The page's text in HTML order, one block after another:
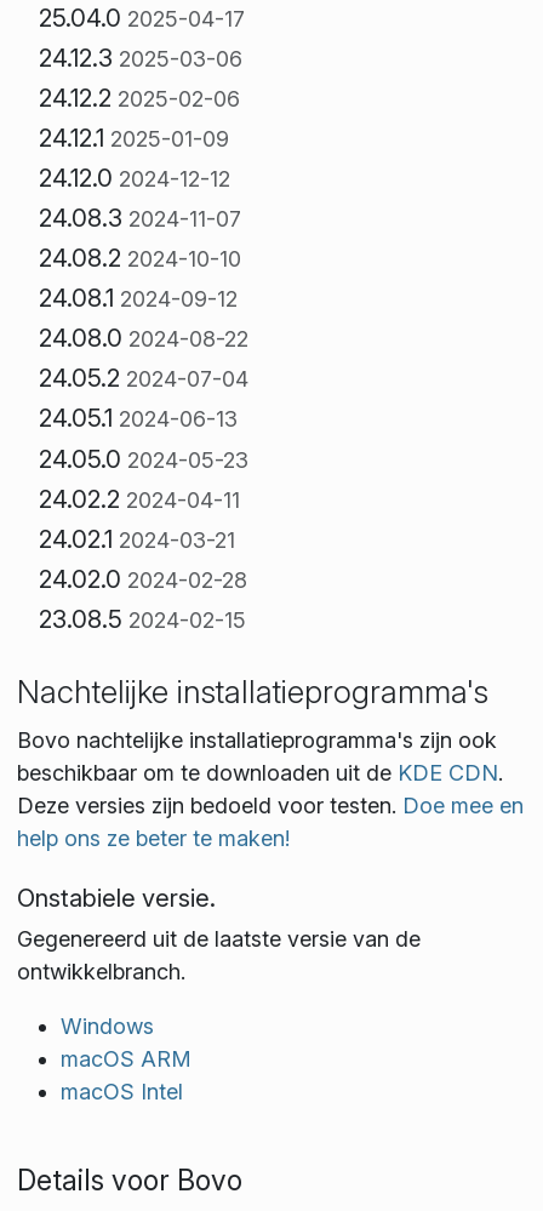
25.04.0 2025-04-17
24.12.3 2025-03-06
24.12.2 2025-02-06
24.12.1 2025-01-09
24.12.0 2024-12-12
24.08.3 2024-11-07
24.08.2 2024-10-10
24.08.1 2024-09-12
24.08.0 2024-08-22
24.05.2 2024-07-04
24.05.1 2024-06-13
24.05.0 2024-05-23
24.02.2 2024-04-11
24.02.1 2024-03-21
24.02.0 2024-02-28
23.08.5 2024-02-15
Nachtelijke installatieprogramma's
Bovo nachtelijke installatieprogramma's zijn ook
beschikbaar om te downloaden uit de KDE CDN.
Deze versies zijn bedoeld voor testen. Doe mee en
help ons ze beter te maken!
Onstabiele versie.
Gegenereerd uit de laatste versie van de
ontwikkelbranch.
Windows
macOS ARM
macOS Intel
Details voor Bovo